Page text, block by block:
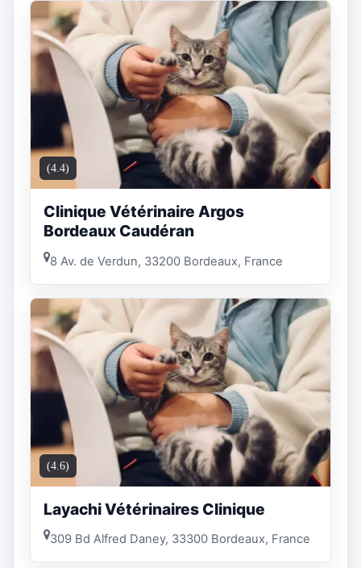
(4.4)
Clinique Vétérinaire Argos
Bordeaux Caudéran
8 Av. de Verdun, 33200 Bordeaux, France
(4.6)
Layachi Vétérinaires Clinique
309 Bd Alfred Daney, 33300 Bordeaux, France